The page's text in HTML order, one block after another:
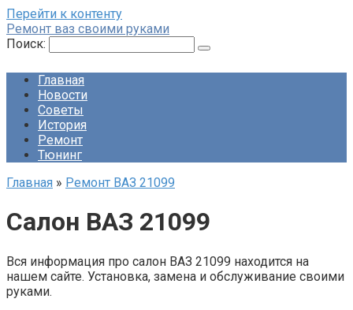
Перейти к контенту
Ремонт ваз своими руками
Поиск:
Главная
Новости
Советы
История
Ремонт
Тюнинг
Главная » Ремонт ВАЗ 21099
Салон ВАЗ 21099
Вся информация про салон ВАЗ 21099 находится на
нашем сайте. Установка, замена и обслуживание своими
руками.